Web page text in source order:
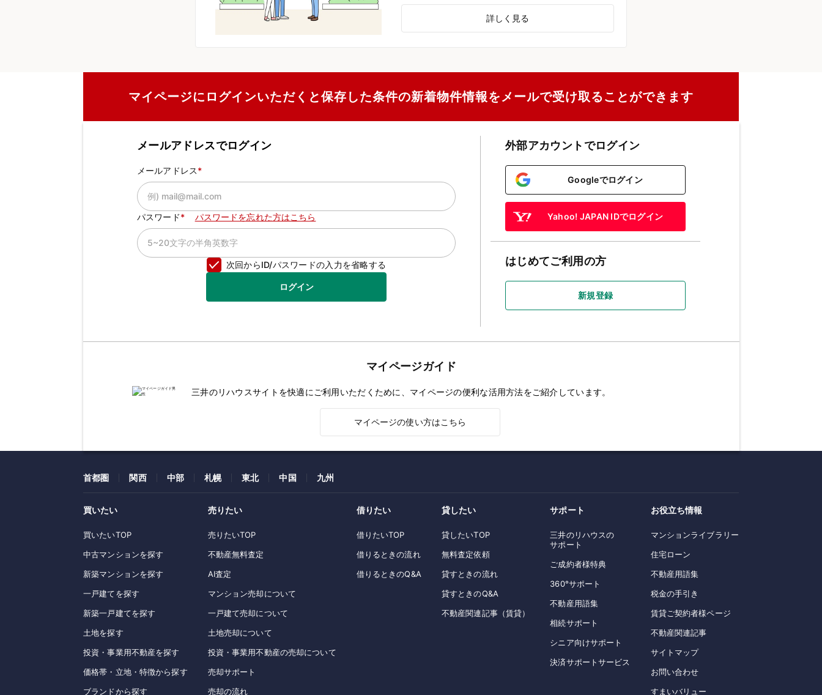
詳しく見る
マイページにログインいただくと保存した条件の新着物件情報をメールで受け取ることができます
メールアドレスでログイン
メールアドレス
パスワード パスワードを忘れた方はこちら
次回からID/パスワードの入力を省略する
ログイン
外部アカウントでログイン
Googleでログイン
Yahoo! JAPAN IDでログイン
はじめてご利用の方
新規登録
マイページガイド
三井のリハウスサイトを快適にご利用いただくために、マイページの便利な活用方法をご紹介しています。
マイページの使い方はこちら
首都圏 関西 中部 札幌 東北 中国 九州
買いたい
買いたいTOP
中古マンションを探す
新築マンションを探す
一戸建てを探す
新築一戸建てを探す
土地を探す
投資・事業用不動産を探す
価格帯・立地・特徴から探す
ブランドから探す
売りたい
売りたいTOP
不動産無料査定
AI査定
マンション売却について
一戸建て売却について
土地売却について
投資・事業用不動産の売却について
売却サポート
売却の流れ
借りたい
借りたいTOP
借りるときの流れ
借りるときのQ&A
貸したい
貸したいTOP
無料査定依頼
貸すときの流れ
貸すときのQ&A
不動産関連記事（賃貸）
サポート
三井のリハウスの
サポート
ご成約者様特典
360°サポート
不動産用語集
相続サポート
シニア向けサポート
決済サポートサービス
お役立ち情報
マンションライブラリー
住宅ローン
不動産用語集
税金の手引き
賃貸ご契約者様ページ
不動産関連記事
サイトマップ
お問い合わせ
すまいバリュー